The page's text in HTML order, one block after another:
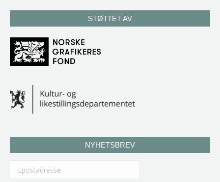
STØTTET AV
NYHETSBREV